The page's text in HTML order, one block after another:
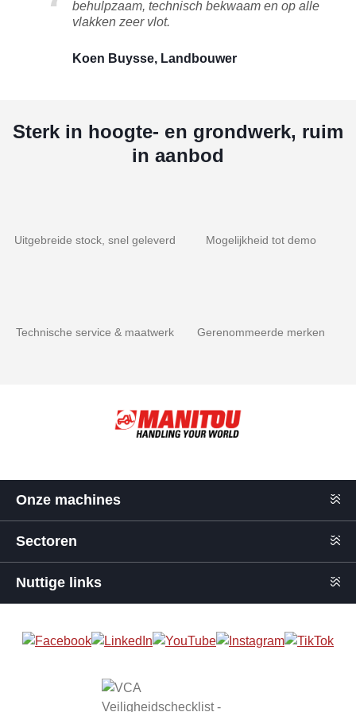
behulpzaam, technisch bekwaam en op alle
vlakken zeer vlot.
Koen Buysse, Landbouwer
Sterk in hoogte- en grondwerk, ruim
in aanbod
Uitgebreide stock, snel geleverd Mogelijkheid tot demo
Technische service & maatwerk Gerenommeerde merken
Onze machines
Sectoren
Nuttige links